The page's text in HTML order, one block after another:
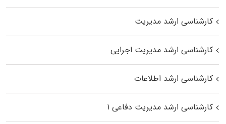
کارشناسی ارشد مدیریت
کارشناسی ارشد مدیریت اجرایی
کارشناسی ارشد اطلاعات
کارشناسی ارشد مدیریت دفاعی ۱